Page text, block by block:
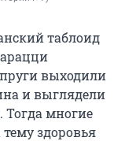
таблоид
выходили
и выглядели
многие
здоровья